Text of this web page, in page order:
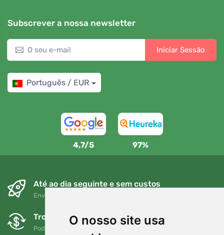
O nosso site usa
Subscrever a nossa newsletter
Iniciar Sessão
Português / EUR
4,7/5 97%
Até ao dia seguinte e sem custos
Envio gratuito para encomendas superiores a 80 EUR
Trocas e devoluções gratuitas
Pode devolver ou trocar a sua encomenda em qualquer